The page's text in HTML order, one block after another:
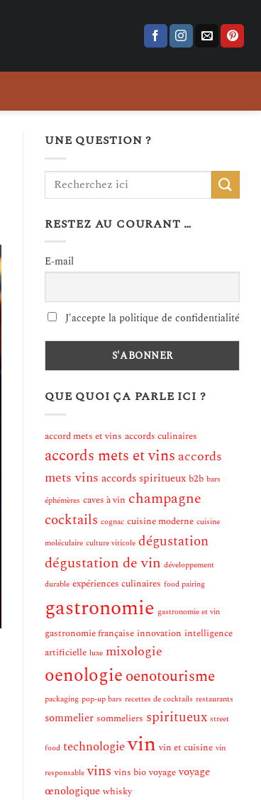
UNE QUESTION ?
RESTEZ AU COURANT …
E-mail
J'accepte la politique de confidentialité
QUE QUOI ÇA PARLE ICI ?
accord mets et vins accords culinaires
accords mets et vins accords
mets vins accords spiritueux b2b bars
éphémères caves à vin champagne
cocktails cognac cuisine moderne cuisine
moléculaire culture viticole dégustation
dégustation de vin développement
durable expériences culinaires food pairing
gastronomie gastronomie et vin
gastronomie française innovation intelligence
artificielle luxe mixologie
oenologieoenotourisme
packaging pop-up bars recettes de cocktails restaurants
sommelier sommeliers spiritueux street
food technologievin vin et cuisine vin
responsable vins vins bio voyage voyage
œnologique whisky